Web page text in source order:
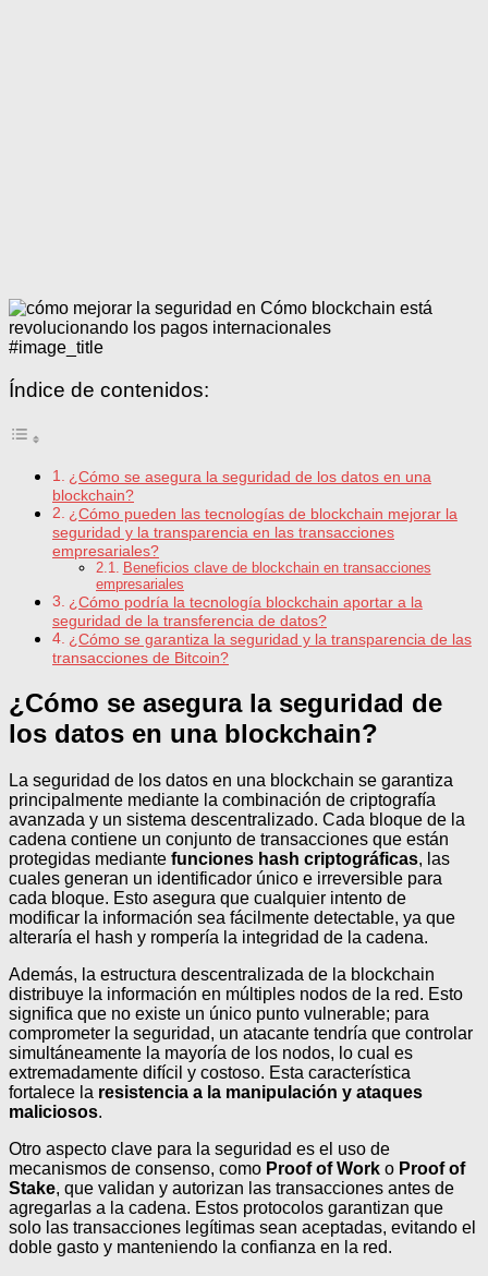
#image_title
Índice de contenidos:
¿Cómo se asegura la seguridad de los datos en una
blockchain?
¿Cómo pueden las tecnologías de blockchain mejorar la
seguridad y la transparencia en las transacciones
empresariales?
Beneficios clave de blockchain en transacciones
empresariales
¿Cómo podría la tecnología blockchain aportar a la
seguridad de la transferencia de datos?
¿Cómo se garantiza la seguridad y la transparencia de las
transacciones de Bitcoin?
¿Cómo se asegura la seguridad de
los datos en una blockchain?
La seguridad de los datos en una blockchain se garantiza
principalmente mediante la combinación de criptografía
avanzada y un sistema descentralizado. Cada bloque de la
cadena contiene un conjunto de transacciones que están
protegidas mediante funciones hash criptográficas, las
cuales generan un identificador único e irreversible para
cada bloque. Esto asegura que cualquier intento de
modificar la información sea fácilmente detectable, ya que
alteraría el hash y rompería la integridad de la cadena.
Además, la estructura descentralizada de la blockchain
distribuye la información en múltiples nodos de la red. Esto
significa que no existe un único punto vulnerable; para
comprometer la seguridad, un atacante tendría que controlar
simultáneamente la mayoría de los nodos, lo cual es
extremadamente difícil y costoso. Esta característica
fortalece la resistencia a la manipulación y ataques
maliciosos.
Otro aspecto clave para la seguridad es el uso de
mecanismos de consenso, como Proof of Work o Proof of
Stake, que validan y autorizan las transacciones antes de
agregarlas a la cadena. Estos protocolos garantizan que
solo las transacciones legítimas sean aceptadas, evitando el
doble gasto y manteniendo la confianza en la red.